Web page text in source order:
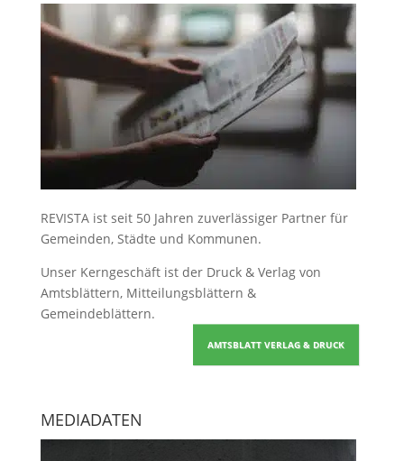
REVISTA ist seit 50 Jahren zuverlässiger Partner für
Gemeinden, Städte und Kommunen.
Unser Kerngeschäft ist der Druck & Verlag von
Amtsblättern, Mitteilungsblättern &
Gemeindeblättern.
AMTSBLATT VERLAG & DRUCK
MEDIADATEN